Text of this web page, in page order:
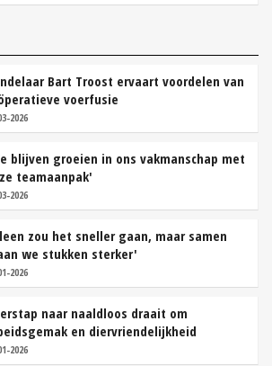
Bart Troost ervaart voordelen van
voerfusie
2026
blijven groeien in ons vakmanschap met
teamaanpak'
2026
zou het sneller gaan, maar samen
we stukken sterker'
2026
naar naaldloos draait om
en diervriendelijkheid
2026